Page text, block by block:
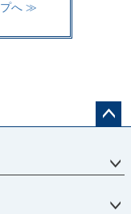
プへ ≫
ップ